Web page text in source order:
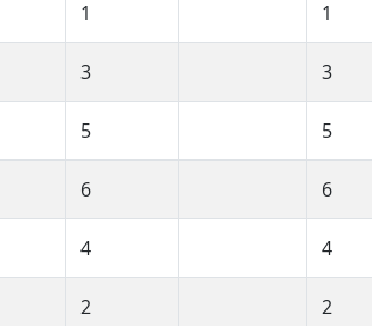
1 1
3 3
5 5
6 6
4 4
2 2